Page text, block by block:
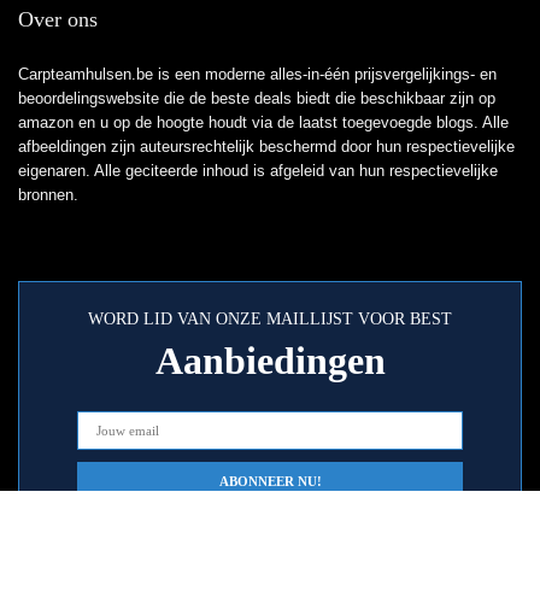
Over ons
Carpteamhulsen.be is een moderne alles-in-één prijsvergelijkings- en
beoordelingswebsite die de beste deals biedt die beschikbaar zijn op
amazon en u op de hoogte houdt via de laatst toegevoegde blogs. Alle
afbeeldingen zijn auteursrechtelijk beschermd door hun respectievelijke
eigenaren. Alle geciteerde inhoud is afgeleid van hun respectievelijke
bronnen.
WORD LID VAN ONZE MAILLIJST VOOR BEST
Aanbiedingen